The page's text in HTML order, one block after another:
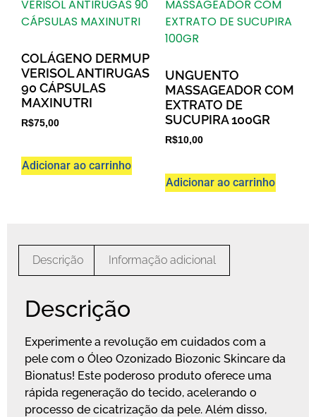
COLÁGENO DERMUP
VERISOL ANTIRUGAS
90 CÁPSULAS
MAXINUTRI
R$75,00
Adicionar ao carrinho
UNGUENTO
MASSAGEADOR COM
EXTRATO DE
SUCUPIRA 100GR
R$10,00
Adicionar ao carrinho
Descrição Informação adicional
Descrição
Experimente a revolução em cuidados com a
pele com o Óleo Ozonizado Biozonic Skincare da
Bionatus! Este poderoso produto oferece uma
rápida regeneração do tecido, acelerando o
processo de cicatrização da pele. Além disso,